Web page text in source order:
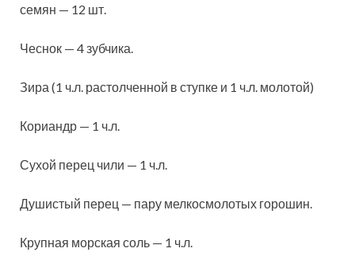
семян — 12 шт.
Чеснок — 4 зубчика.
Зира (1 ч.л. растолченной в ступке и 1 ч.л. молотой)
Кориандр — 1 ч.л.
Сухой перец чили — 1 ч.л.
Душистый перец — пару мелкосмолотых горошин.
Крупная морская соль — 1 ч.л.